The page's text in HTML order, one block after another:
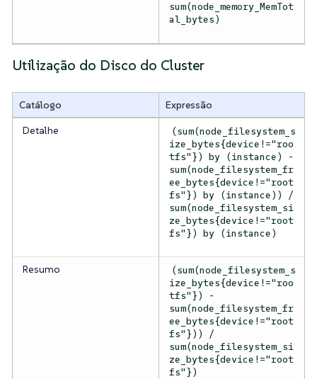
sum(node_memory_MemTot
al_bytes)
Utilização do Disco do Cluster
Catálogo
Expressão
Detalhe
(sum(node_filesystem_s
ize_bytes{device!="roo
tfs"}) by (instance) -
sum(node_filesystem_fr
ee_bytes{device!="root
fs"}) by (instance)) /
sum(node_filesystem_si
ze_bytes{device!="root
fs"}) by (instance)
Resumo
(sum(node_filesystem_s
ize_bytes{device!="roo
tfs"}) -
sum(node_filesystem_fr
ee_bytes{device!="root
fs"})) /
sum(node_filesystem_si
ze_bytes{device!="root
fs"})